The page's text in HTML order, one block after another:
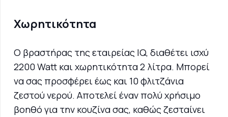
Χωρητικότητα
Ο βραστήρας της εταιρείας IQ, διαθέτει ισχύ
2200 Watt και χωρητικότητα 2 λίτρα. Μπορεί
να σας προσφέρει έως και 10 φλιτζάνια
ζεστού νερού. Αποτελεί έναν πολύ χρήσιμο
βοηθό για την κουζίνα σας, καθώς ζεσταίνει